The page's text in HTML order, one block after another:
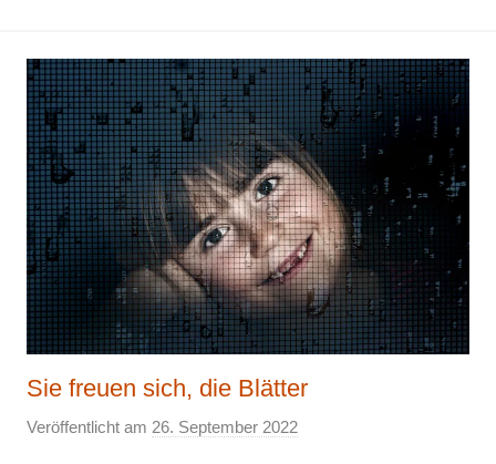
Sie freuen sich, die Blätter
Veröffentlicht am 26. September 2022